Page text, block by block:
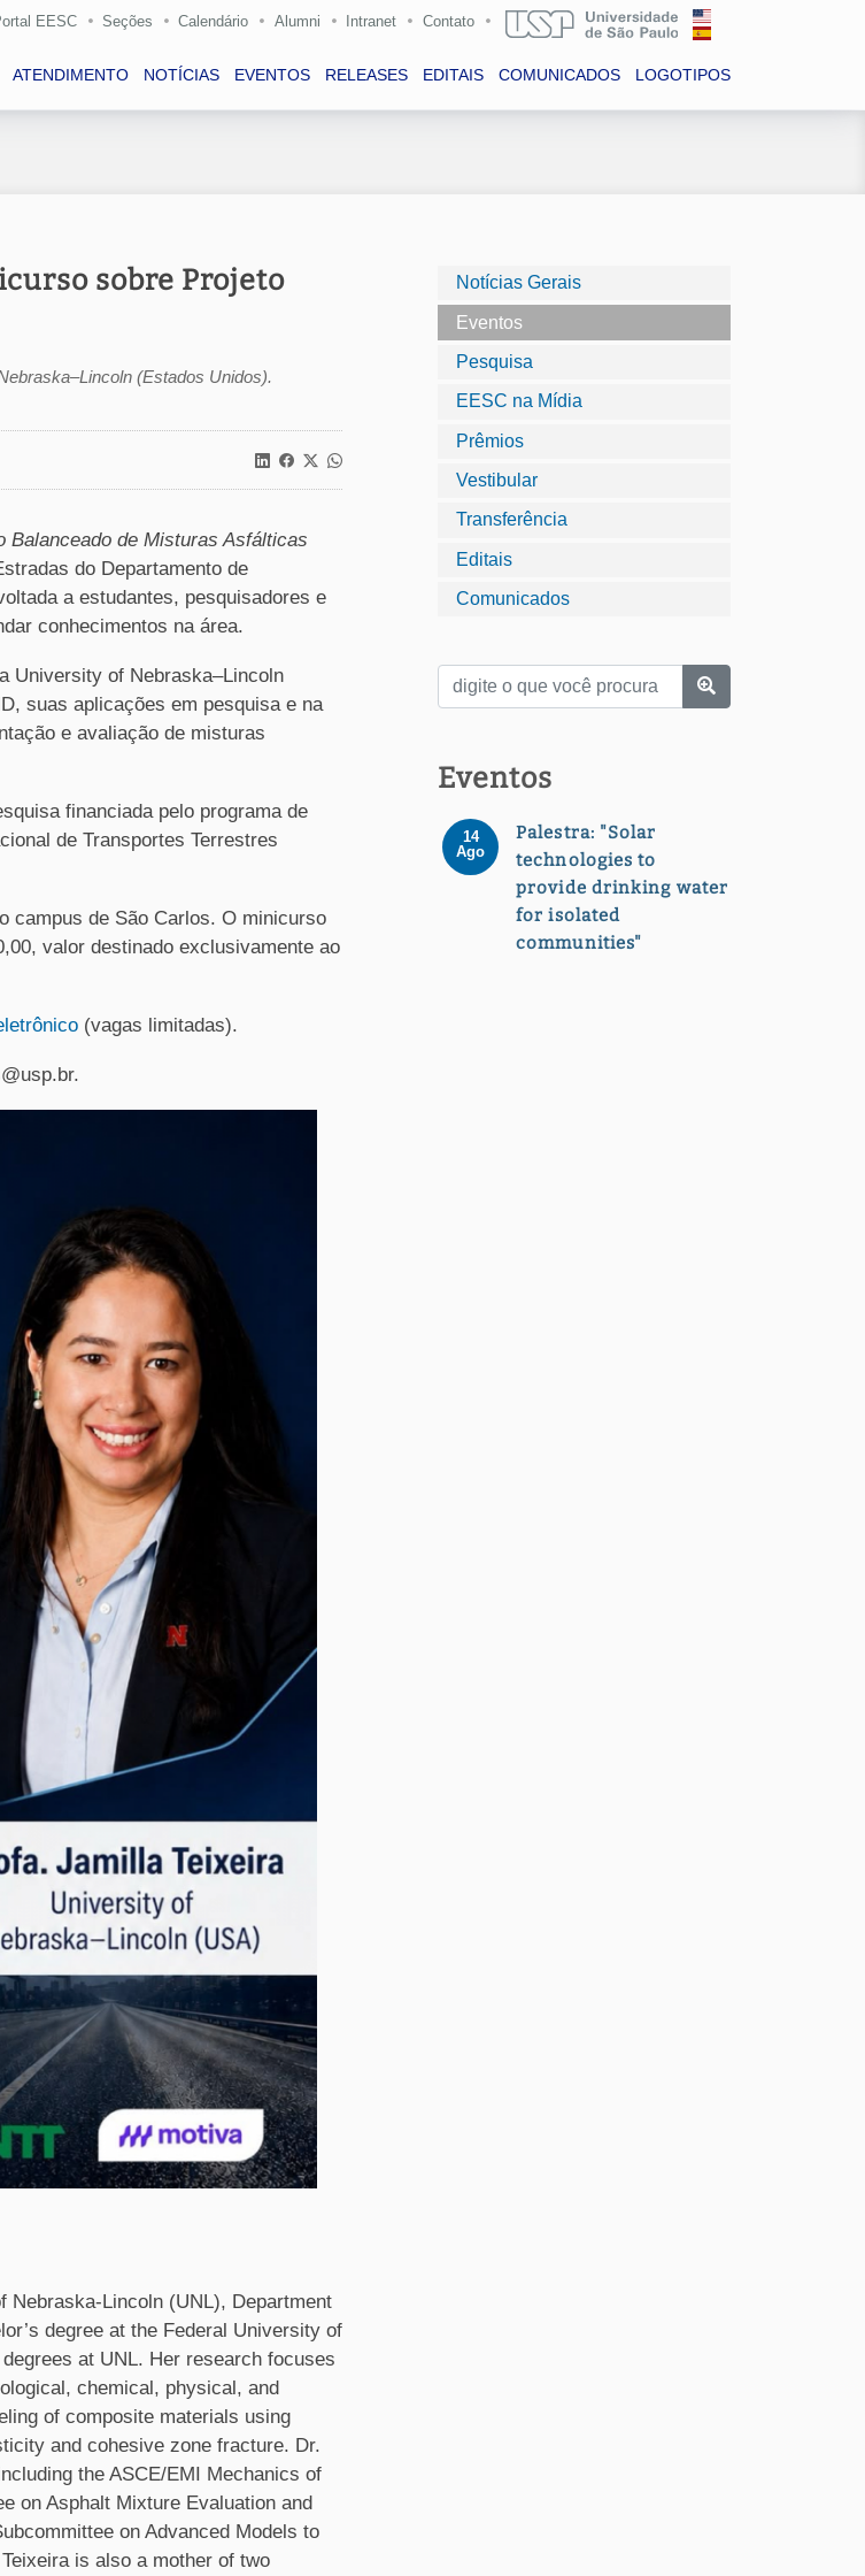
EESC Seções Calendário Alumni Intranet Contato
ATENDIMENTO NOTÍCIAS EVENTOS RELEASES EDITAIS COMUNICADOS LOGOTIPOS
sobre Projeto
(Estados Unidos).
Balanceado de Misturas Asfálticas
do Departamento de
a estudantes, pesquisadores e
conhecimentos na área.
University of Nebraska–Lincoln
suas aplicações em pesquisa e na
e avaliação de misturas
financiada pelo programa de
de Transportes Terrestres
campus de São Carlos. O minicurso
valor destinado exclusivamente ao
(vagas limitadas).
Lincoln (UNL), Department
degree at the Federal University of
at UNL. Her research focuses
chemical, physical, and
of composite materials using
and cohesive zone fracture. Dr.
the ASCE/EMI Mechanics of
on Asphalt Mixture Evaluation and
on Advanced Models to
is also a mother of two
Notícias Gerais
Eventos
Pesquisa
EESC na Mídia
Prêmios
Vestibular
Transferência
Editais
Comunicados
Eventos
14
Ago
Palestra: "Solar
technologies to
provide drinking water
for isolated
communities"